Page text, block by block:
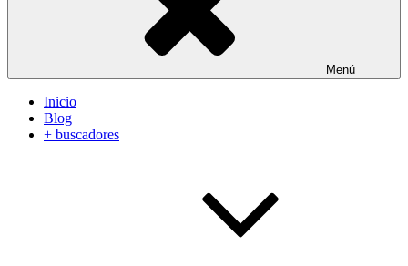
Menú
Inicio
Blog
+ buscadores